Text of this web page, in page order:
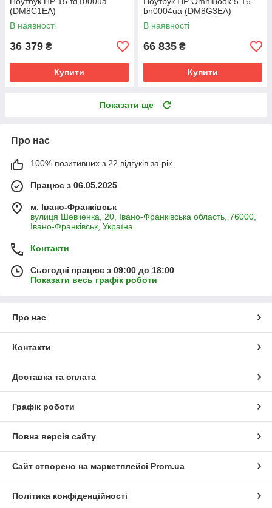
(DM8C1EA)
В наявності
36 379 ₴
Купити
bn0004ua (DM8G3EA)
В наявності
66 835 ₴
Купити
Показати ще
Про нас
100% позитивних з 22 відгуків за рік
Працює з 06.05.2025
м. Івано-Франківськ
вулиця Шевченка, 20, Івано-Франківська область, 76000,
Івано-Франківськ, Україна
Контакти
Сьогодні працює з 09:00 до 18:00
Показати весь графік роботи
Про нас
Контакти
Доставка та оплата
Графік роботи
Повна версія сайту
Сайт створено на маркетплейсі Prom.ua
Політика конфіденційності